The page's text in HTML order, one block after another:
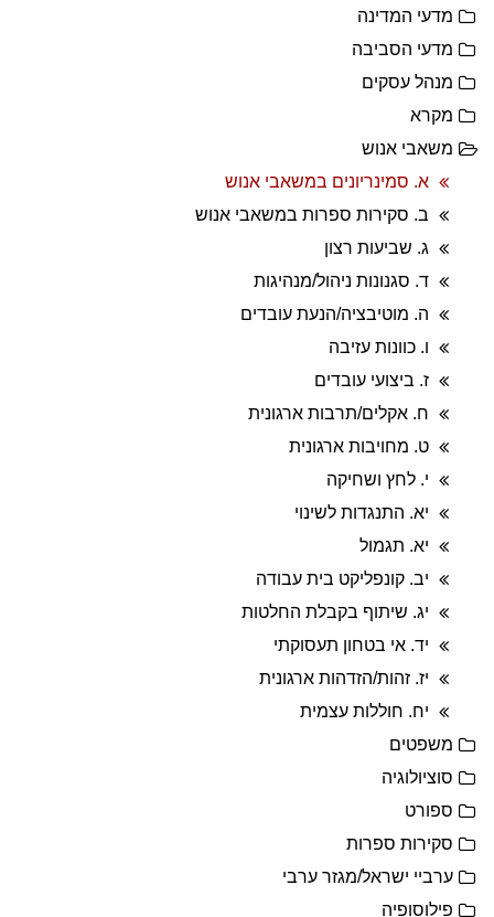
מדעי המדינה
מדעי הסביבה
מנהל עסקים
מקרא
משאבי אנוש
א. סמינריונים במשאבי אנוש
ב. סקירות ספרות במשאבי אנוש
ג. שביעות רצון
ד. סגנונות ניהול/מנהיגות
ה. מוטיבציה/הנעת עובדים
ו. כוונות עזיבה
ז. ביצועי עובדים
ח. אקלים/תרבות ארגונית
ט. מחויבות ארגונית
י. לחץ ושחיקה
יא. התנגדות לשינוי
יא. תגמול
יב. קונפליקט בית עבודה
יג. שיתוף בקבלת החלטות
יד. אי בטחון תעסוקתי
יז. זהות/הזדהות ארגונית
יח. חוללות עצמית
משפטים
סוציולוגיה
ספורט
סקירות ספרות
ערביי ישראל/מגזר ערבי
פילוסופיה